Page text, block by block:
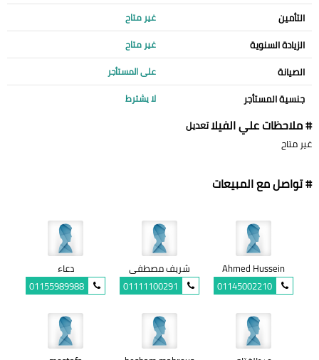
التأمين غير متاح
الزيادة السنوية غير متاح
الصيانة على المستأجر
جنسية المستأجر لا يشترط
# ملاحظات علي الفيلاتعديل
غير متاح
# تواصل مع المبيعات
Ahmed Hussein
01145002210
شريف مصطفى
01111100291
دعاء
01155989988